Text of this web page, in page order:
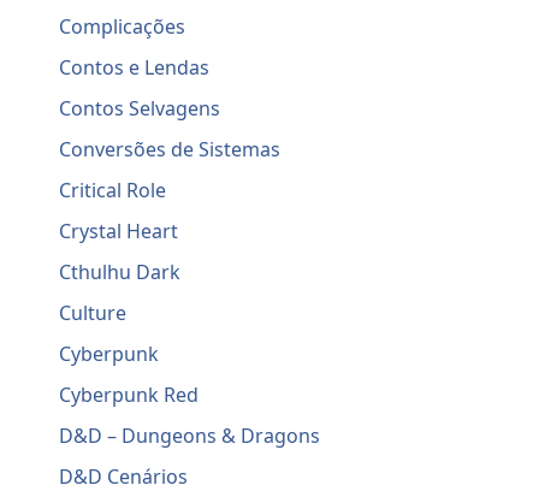
Complicações
Contos e Lendas
Contos Selvagens
Conversões de Sistemas
Critical Role
Crystal Heart
Cthulhu Dark
Culture
Cyberpunk
Cyberpunk Red
D&D – Dungeons & Dragons
D&D Cenários